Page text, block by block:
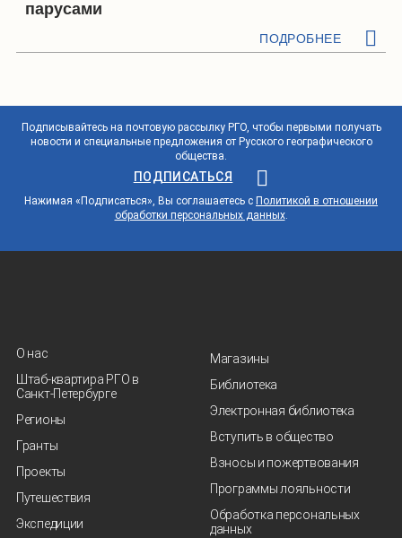
парусами
ПОДРОБНЕЕ
Подписывайтесь на почтовую рассылку РГО, чтобы первыми получать
новости и специальные предложения от Русского географического
общества.
ПОДПИСАТЬСЯ
Нажимая «Подписаться», Вы соглашаетесь с Политикой в отношении
обработки персональных данных.
О нас
Штаб-квартира РГО в
Санкт‑Петербурге
Регионы
Гранты
Проекты
Путешествия
Экспедиции
Магазины
Библиотека
Электронная библиотека
Вступить в общество
Взносы и пожертвования
Программы лояльности
Обработка персональных
данных